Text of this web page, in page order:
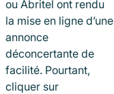
ou Abritel ont rendu
la mise en ligne d’une
annonce
déconcertante de
facilité. Pourtant,
cliquer sur